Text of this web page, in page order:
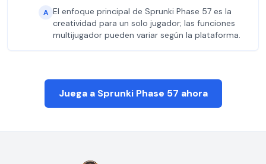
A El enfoque principal de Sprunki Phase 57 es la
creatividad para un solo jugador; las funciones
multijugador pueden variar según la plataforma.
Juega a Sprunki Phase 57 ahora